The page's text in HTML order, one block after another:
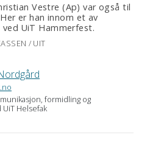
Vestre (Ap) var også til
er han innom et av
UiT Hammerfest.
/ UIT
formidling og
Helsefak